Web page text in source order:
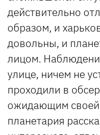
действительно
образом, и
довольны, и
лицом.
улице, ничем не
проходили в
ожидающим своей
планетария